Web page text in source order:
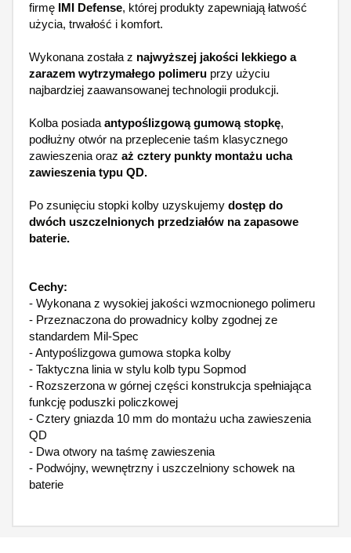
firmę IMI Defense, której produkty zapewniają łatwość
użycia, trwałość i komfort.
Wykonana została z najwyższej jakości lekkiego a
zarazem wytrzymałego polimeru przy użyciu
najbardziej zaawansowanej technologii produkcji.
Kolba posiada antypoślizgową gumową stopkę,
podłużny otwór na przeplecenie taśm klasycznego
zawieszenia oraz aż cztery punkty montażu ucha
zawieszenia typu QD.
Po zsunięciu stopki kolby uzyskujemy dostęp do
dwóch uszczelnionych przedziałów na zapasowe
baterie.
Cechy:
- Wykonana z wysokiej jakości wzmocnionego polimeru
- Przeznaczona do prowadnicy kolby zgodnej ze
standardem Mil-Spec
- Antypoślizgowa gumowa stopka kolby
- Taktyczna linia w stylu kolb typu Sopmod
- Rozszerzona w górnej części konstrukcja spełniająca
funkcję poduszki policzkowej
- Cztery gniazda 10 mm do montażu ucha zawieszenia
QD
- Dwa otwory na taśmę zawieszenia
- Podwójny, wewnętrzny i uszczelniony schowek na
baterie